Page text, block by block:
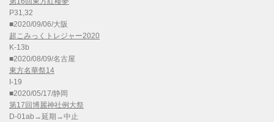
P31,32
■2020/09/06/大阪
超こみっくトレジャー2020
K-13b
■2020/08/09/名古屋
東方名華祭14
I-19
■2020/05/17/静岡
第17回博麗神社例大祭
D-01ab→延期→中止